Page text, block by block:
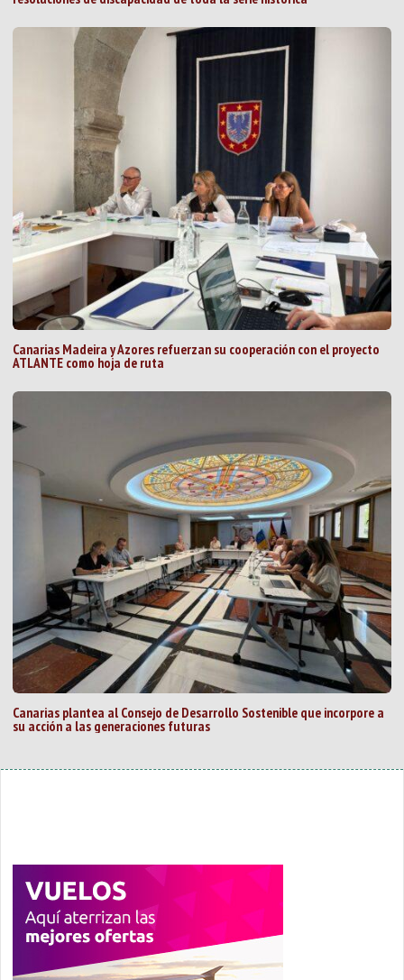
Canarias Madeira y Azores refuerzan su cooperación con el proyecto
ATLANTE como hoja de ruta
Canarias plantea al Consejo de Desarrollo Sostenible que incorpore a
su acción a las generaciones futuras